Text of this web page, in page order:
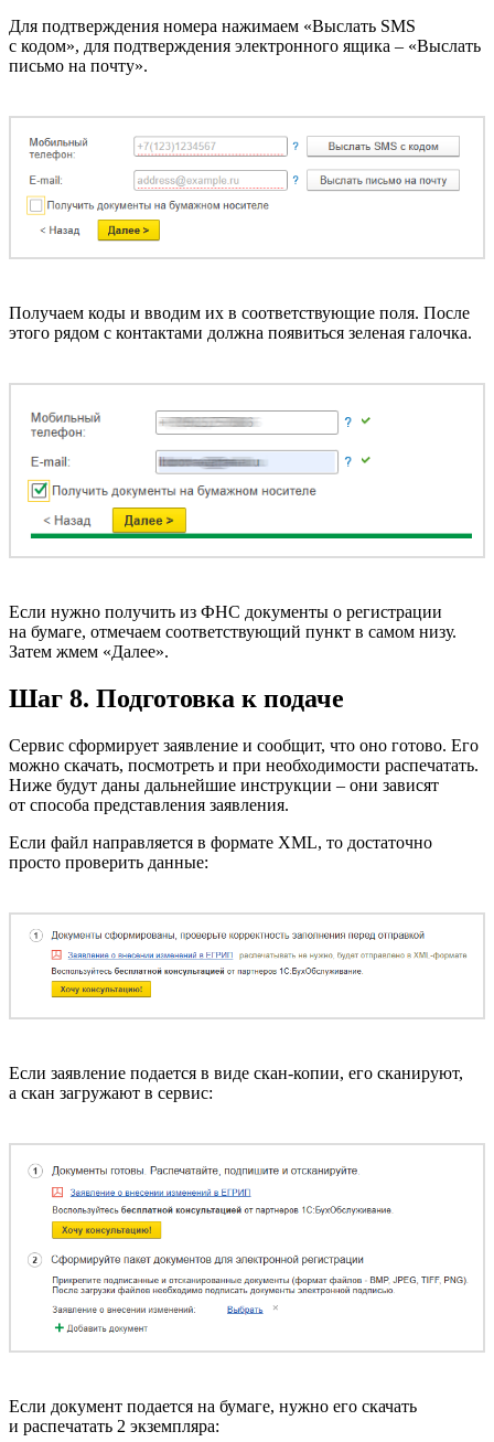
Для подтверждения номера нажимаем «Выслать SMS
с кодом», для подтверждения электронного ящика – «Выслать
письмо на почту».
Получаем коды и вводим их в соответствующие поля. После
этого рядом с контактами должна появиться зеленая галочка.
Если нужно получить из ФНС документы о регистрации
на бумаге, отмечаем соответствующий пункт в самом низу.
Затем жмем «Далее».
Шаг 8. Подготовка к подаче
Сервис сформирует заявление и сообщит, что оно готово. Его
можно скачать, посмотреть и при необходимости распечатать.
Ниже будут даны дальнейшие инструкции – они зависят
от способа представления заявления.
Если файл направляется в формате XML, то достаточно
просто проверить данные:
Если заявление подается в виде скан-копии, его сканируют,
а скан загружают в сервис:
Если документ подается на бумаге, нужно его скачать
и распечатать 2 экземпляра: